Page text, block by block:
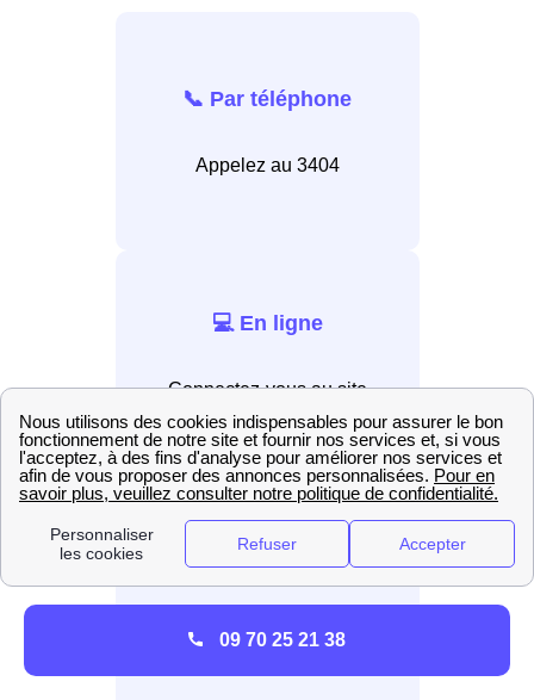
📞 Par téléphone
Appelez au 3404
💻 En ligne
Connectez-vous au site
internet EDF.
📲 Par application
Installez l’application EDF &
09 70 25 21 38